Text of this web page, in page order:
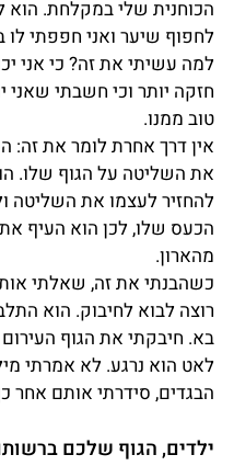
הכוחנית שלי במקלחת. הוא
לחפוף שיער ואני חפפתי לו
למה עשיתי את זה? כי אני
חזקה יותר וכי חשבתי שאני
טוב ממנו.
אין דרך אחרת לומר את זה:
את השליטה על הגוף שלו.
להחזיר לעצמו את השליטה
הכעס שלו, לכן הוא העיף
מהארון.
כשהבנתי את זה, שאלתי
רוצה לבוא לחיבוק. הוא
בא. חיבקתי את הגוף
לאט הוא נרגע. לא אמרתי
הבגדים, סידרתי אותם אחר
ילדים, הגוף שלכם